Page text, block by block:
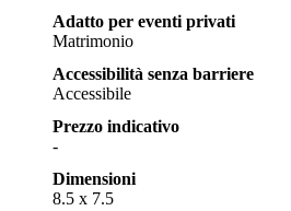
Adatto per eventi privati
Matrimonio
Accessibilità senza barriere
Accessibile
Prezzo indicativo
-
Dimensioni
8.5 x 7.5